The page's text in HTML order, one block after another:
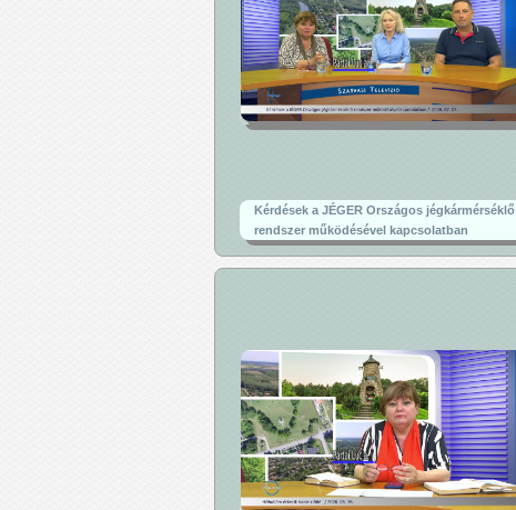
Kérdések a JÉGER Országos jégkármérséklő
rendszer működésével kapcsolatban